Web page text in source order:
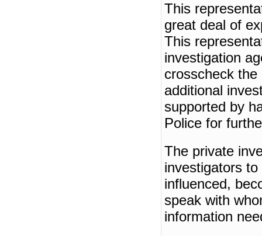
This
great deal of
This
investigation
crosscheck
additional
supported by
Police for
The private
investigators
influenced,
speak with
information